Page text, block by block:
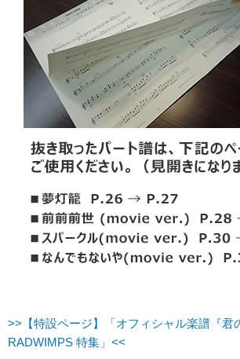
>>【特設ページ】「オフィシャル楽譜『君
RADWIMPS 特集」<<